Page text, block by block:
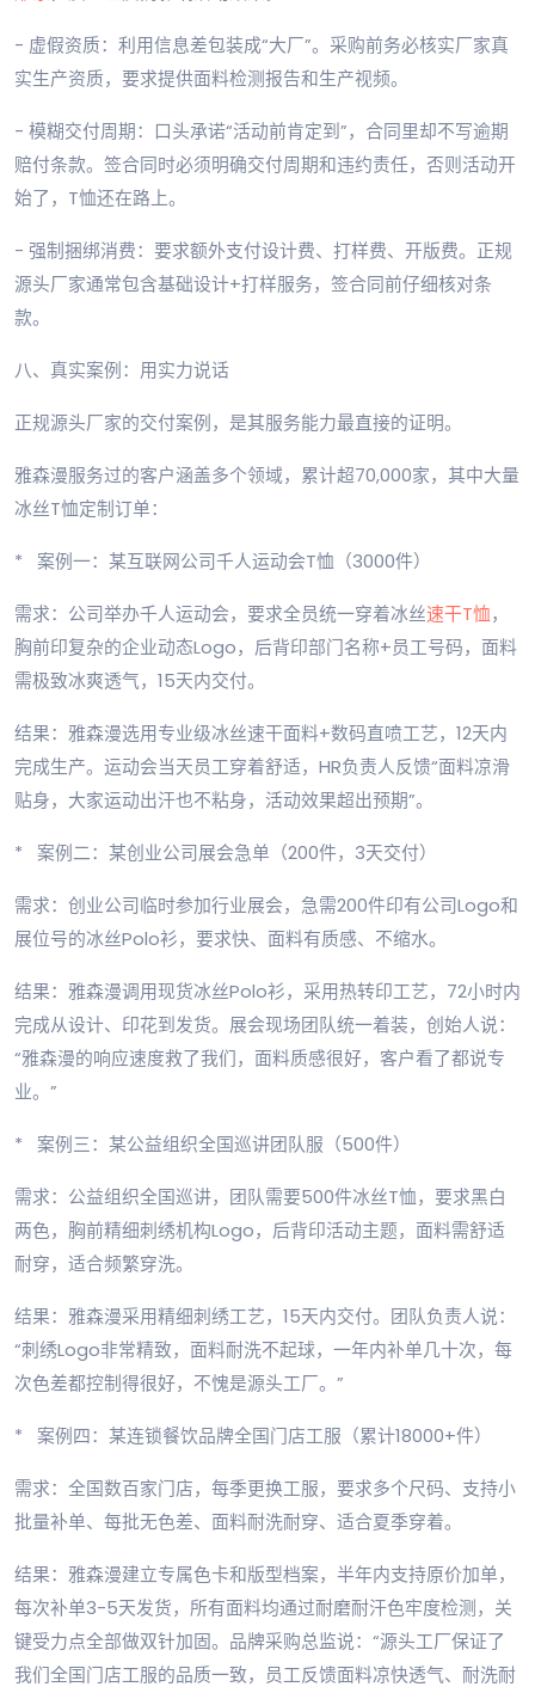
- 虚假资质：利用信息差包装成“大厂”。采购前务必核实厂家真
实生产资质，要求提供面料检测报告和生产视频。
- 模糊交付周期：口头承诺“活动前肯定到”，合同里却不写逾期
赔付条款。签合同时必须明确交付周期和违约责任，否则活动开
始了，T恤还在路上。
- 强制捆绑消费：要求额外支付设计费、打样费、开版费。正规
源头厂家通常包含基础设计+打样服务，签合同前仔细核对条
款。
八、真实案例：用实力说话
正规源头厂家的交付案例，是其服务能力最直接的证明。
雅森漫服务过的客户涵盖多个领域，累计超70,000家，其中大量
冰丝T恤定制订单：
* 案例一：某互联网公司千人运动会T恤（3000件）
需求：公司举办千人运动会，要求全员统一穿着冰丝速干T恤，
胸前印复杂的企业动态Logo，后背印部门名称+员工号码，面料
需极致冰爽透气，15天内交付。
结果：雅森漫选用专业级冰丝速干面料+数码直喷工艺，12天内
完成生产。运动会当天员工穿着舒适，HR负责人反馈“面料凉滑
贴身，大家运动出汗也不粘身，活动效果超出预期”。
* 案例二：某创业公司展会急单（200件，3天交付）
需求：创业公司临时参加行业展会，急需200件印有公司Logo和
展位号的冰丝Polo衫，要求快、面料有质感、不缩水。
结果：雅森漫调用现货冰丝Polo衫，采用热转印工艺，72小时内
完成从设计、印花到发货。展会现场团队统一着装，创始人说：
“雅森漫的响应速度救了我们，面料质感很好，客户看了都说专
业。”
* 案例三：某公益组织全国巡讲团队服（500件）
需求：公益组织全国巡讲，团队需要500件冰丝T恤，要求黑白
两色，胸前精细刺绣机构Logo，后背印活动主题，面料需舒适
耐穿，适合频繁穿洗。
结果：雅森漫采用精细刺绣工艺，15天内交付。团队负责人说：
“刺绣Logo非常精致，面料耐洗不起球，一年内补单几十次，每
次色差都控制得很好，不愧是源头工厂。”
* 案例四：某连锁餐饮品牌全国门店工服（累计18000+件）
需求：全国数百家门店，每季更换工服，要求多个尺码、支持小
批量补单、每批无色差、面料耐洗耐穿、适合夏季穿着。
结果：雅森漫建立专属色卡和版型档案，半年内支持原价加单，
每次补单3-5天发货，所有面料均通过耐磨耐汗色牢度检测，关
键受力点全部做双针加固。品牌采购总监说：“源头工厂保证了
我们全国门店工服的品质一致，员工反馈面料凉快透气、耐洗耐